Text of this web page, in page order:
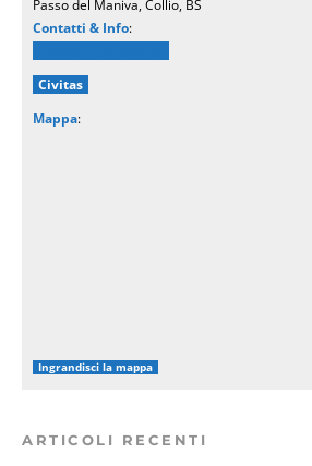
Passo del Maniva, Collio, BS
Contatti & Info:
Civitas
Mappa:
Ingrandisci la mappa
ARTICOLI RECENTI